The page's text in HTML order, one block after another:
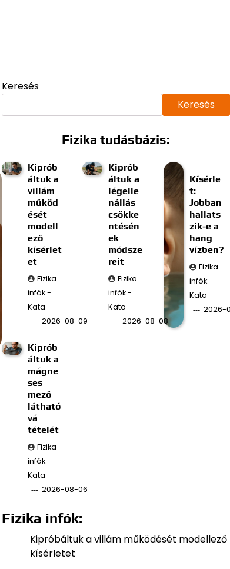
Keresés
Keresés
Fizika tudásbázis:
Kiprób
áltuk a
villám
működ
ését
modell
ező
kísérlet
et
Fizika
infók -
Kata
2026-08-09
Kiprób
áltuk a
légelle
nállás
csökke
ntésén
ek
módsze
reit
Fizika
infók -
Kata
2026-08-08
Kísérle
t:
Jobban
hallats
zik-e a
hang
vízben?
Fizika
infók -
Kata
2026-
Kiprób
áltuk a
mágne
ses
mező
látható
vá
tételét
Fizika
infók -
Kata
2026-08-06
Fizika infók:
Kipróbáltuk a villám működését modellező
kísérletet